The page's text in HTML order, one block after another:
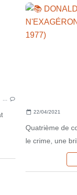
22/04/2021
Quatrième de
le crime, une